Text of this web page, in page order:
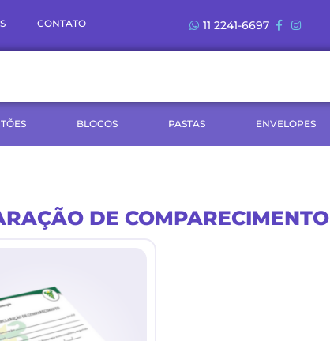
CONTATO 11 2241-6697
BLOCOS PASTAS ENVELOPES
DE COMPARECIMENTO